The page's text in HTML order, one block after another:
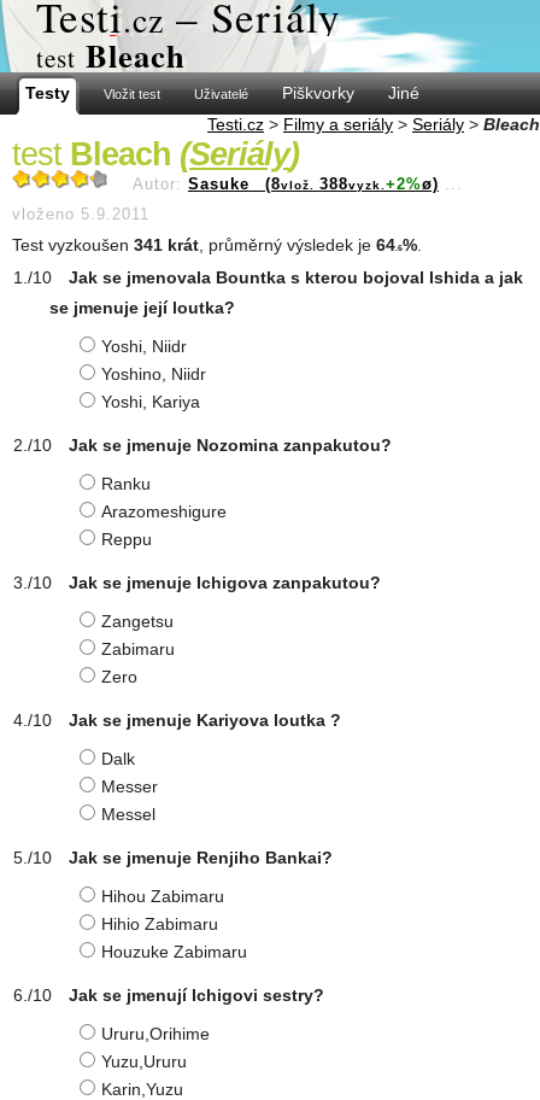
Testi.cz – Seriály
test Bleach
Testy Vložit test Uživatelé Piškvorky
Jiné
Testi.cz > Filmy a seriály > Seriály > Bleach
test Bleach (Seriály)
Autor: Sasuke_ (8vlož. 388vyzk. +2%ø) ...
vloženo 5.9.2011
Test vyzkoušen 341 krát , průměrný výsledek je 64 .6%
Jak se jmenovala Bountka s kterou bojoval Ishida a jak
se jmenuje její loutka?
Yoshi, Niidr
Yoshino, Niidr
Yoshi, Kariya
Jak se jmenuje Nozomina zanpakutou?
Ranku
Arazomeshigure
Reppu
Jak se jmenuje Ichigova zanpakutou?
Zangetsu
Zabimaru
Zero
Jak se jmenuje Kariyova loutka ?
Dalk
Messer
Messel
Jak se jmenuje Renjiho Bankai?
Hihou Zabimaru
Hihio Zabimaru
Houzuke Zabimaru
Jak se jmenují Ichigovi sestry?
Ururu,Orihime
Yuzu,Ururu
Karin,Yuzu